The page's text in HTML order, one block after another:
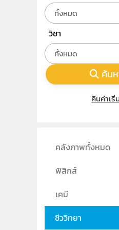
ทั้งหมด
วิชา
ทั้งหมด
ค้น
คืนค่าเริ่
คลังภาพทั้งหมด
ฟิสิกส์
เคมี
ชีววิทยา